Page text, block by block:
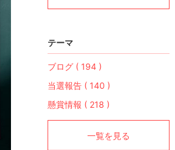
テーマ
ブログ ( 194 )
当選報告 ( 140 )
懸賞情報 ( 218 )
一覧を見る